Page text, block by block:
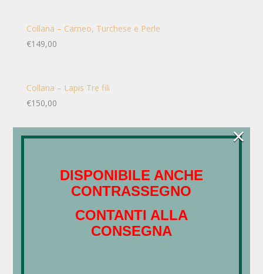
Collana – Cameo, Turchese e Perle
€149,00
Collana – Lapis Tre fili
€150,00
DISPONIBILE ANCHE
CONTRASSEGNO
CONTANTI ALLA
CONSEGNA
×